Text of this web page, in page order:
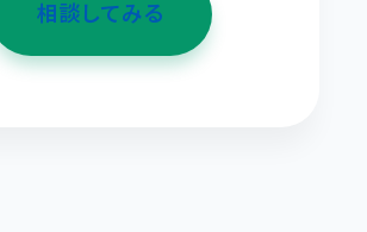
相談してみる